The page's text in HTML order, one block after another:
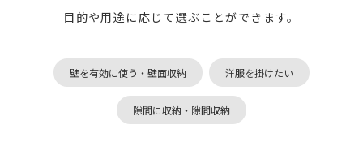
目的や用途に応じて選ぶことができます。
壁を有効に使う・壁面収納 洋服を掛けたい
隙間に収納・隙間収納